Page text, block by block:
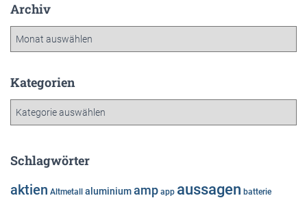
Archiv
h
Kategorien
g
Schlagwörter
aktien Altmetall aluminiumamp app aussagen batterie